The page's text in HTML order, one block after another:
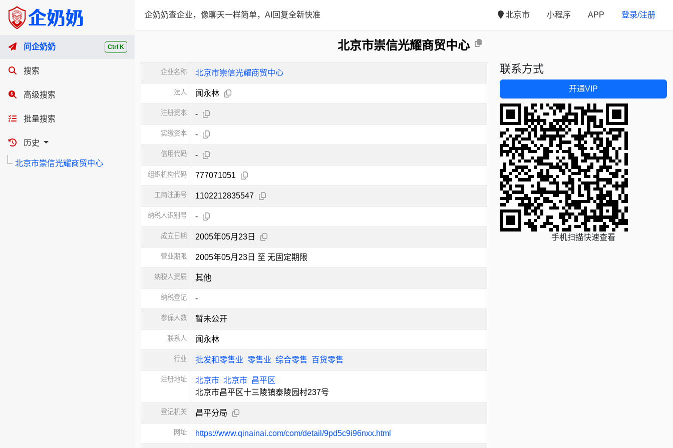
Ctrl K
问企奶奶
搜索
高级搜索
批量搜索
历史
北京市崇信光耀商贸中心
企奶奶查企业，像聊天一样简单，AI回复全新快准 北京市 小程序 APP 登录/注册
北京市崇信光耀商贸中心
企业名称 北京市崇信光耀商贸中心
法人 闻永林
注册资本 -
实缴资本 -
信用代码 -
组织机构代码 777071051
工商注册号 1102212835547
纳税人识别号 -
成立日期 2005年05月23日
营业期限 2005年05月23日 至 无固定期限
纳税人资质 其他
纳税登记 -
参保人数 暂未公开
联系人 闻永林
行业 批发和零售业 零售业 综合零售 百货零售
注册地址 北京市 北京市 昌平区
北京市昌平区十三陵镇泰陵园村237号
登记机关 昌平分局
网址 https://www.qinainai.com/com/detail/9pd5c9i96nxx.html
联系方式
开通VIP
手机扫描快速查看